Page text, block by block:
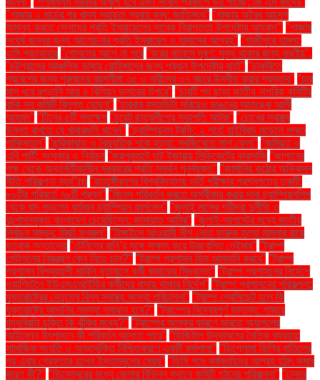
"গাজায় ২ মার্চের পর খাদ্য সহায়তা প্রবাহ বন্ধ: জাতিসংঘ" "গাজায় অবৈধ আদেশ
অমান্য করতে সেনাদের প্রতি ইসরায়েলের সাবেক নিরাপত্তা উপদেষ্টার আহ্বান"' "গাজার
সংঘর্ষ বন্ধের জন্য আলোচনার প্রতি ইসরায়েল ও হামাসের আগ্রহ" "গাজীপুরে হামলা:
ওসি প্রত্যাহার "গোসলের আগে না পরে "ঘরের বাতাসে দূষণ: সুস্থ থাকার জন্য করণীয়".
"চট্টগ্রামের আঞ্চলিক ভাষায় রোহিঙ্গাদের জন্য প্রধান উপদেষ্টার বার্তা" "চাকরিতে
প্রবেশের জন্য পুরুষদের বয়সসীমা ৩৫ ও নারীদের ৩৭ বছরে উন্নীত করার প্রস্তাব" "চার
মাস ধরে রপ্তানি আয় ৪ বিলিয়ন ডলারের উপরে" "চারটি পদ ছাড়া জাতীয় নাগরিক কমিটির
বাকি সব কমিটি বিলুপ্ত ঘোষণা" "চারবার বসতভিটা সরিয়েও ভাঙনের আতঙ্কে আলী
আহমদ" "চীনের ৫টি পদক্ষেপ "চুয়েট ছাত্রলীগের সভাপতি আটক" "চোখের স্বাস্থ্য
উন্নত রাখতে যে খাবারগুলি খাবেন" "চ্যাম্পিয়নস ট্রফি: ২ শর্তে হাইব্রিড মডেলে সম্মত
পাকিস্তান" "ছুরিকাঘাত ও বৈদ্যুতিক শকে হত্যা: সবজিখেতে লাশ ফেলা" "জমিয়ত ও
এবি পার্টি: সংস্কার ও নির্বাচন "জয়পুরহাটে হাট ইজারায় সিন্ডিকেটের কারসাজি "জাপানের
পক্ষ থেকে অন্তর্বর্তীকালীন সরকারের প্রতি সমর্থন পুনর্ব্যক্ত" "জার্মানির কঠোর অভিবাসন
নীতি পরিকল্পনা ব্যর্থ"m "জাহাঙ্গীরনগর বিশ্ববিদ্যালয় ভর্তি পরীক্ষার প্রশ্নপত্রে ত্রুটি:
৮০টির পরিবর্তে ৭৮টি প্রশ্ন" "জিনস পরিবর্তন করতে অস্বীকার করায় দাবা চ্যাম্পিয়নশিপ
থেকে বাদ পড়লেন বর্তমান চ্যাম্পিয়ন কার্লসেন" "জুলাই মাসের শহীদরা দুর্নীতি ও
দুঃশাসনমুক্ত বাংলাদেশ চেয়েছিলেন: জামায়াত আমির" "জুলাই-আগস্টের মধ্যে জাতীয়
নির্বাচন সম্ভব: মির্জা ফখরুল" "টাঙ্গাইলে আওয়ামী লীগ নেতা ফারুক হত্যা মামলার রায়ে
হতবাক সন্তানেরা "টেনিসের রানি’র সঙ্গে সাক্ষাৎ করে উচ্ছ্বসিত নেইমার" "ট্রাম্প
পেন্টাগনের নিয়ন্ত্রণ কেন নিতে চান?" "ট্রাম্প প্রশাসন ডিম আমদানি করবে" "ট্রাম্প
প্রশাসন বিশ্বব্যাপী মার্কিন দূতাবাসে কর্মী কমানোর সিদ্ধান্ত" "ট্রাম্প প্রশাসনের নির্দেশে
ওয়াশিংটনে ইউএসএআইডির কর্মীদের বাসায় থাকার নির্দেশ" "ট্রাম্প প্রশাসনের পরিকল্পনা:
যুক্তরাষ্ট্রের নেতৃত্বে বিশ্ব স্বাস্থ্য সংস্থা পরিচালনা" "ট্রাম্প প্রেসিডেন্ট হলে কি
যুক্তরাষ্ট্রে আদানির সমস্যা সমাধান হবে?" "ট্রাম্পের বিদ্বেষপূর্ণ বক্তব্য: গাজায়
যুদ্ধবিরতি চুক্তি কি ঝুঁকির মধ্যে?" "ট্রাম্পের শুল্কের কারণে ভারতে অ্যাপলের
আইফোন উৎপাদনে কী পরিবর্তন আসতে পারে" "ডিজিটাল উদ্ভাবনের নৈতিক ব্যবহার:
সামাজিক সংহতি ও অন্তর্ভুক্তি নিশ্চিতকরণে একটি কর্মশালা" "ডিপ্লোমা ডিগ্রি বাতিলের
পর এবার গ্রেফতার হলেন ইস্তাম্বুলের মেয়র" "ডিসি পদে কর্মকর্তাদের আগ্রহ হঠাৎ কমার
কারণ কী?" "ডিসেম্বরের মধ্যে জেলার বিভিন্ন স্থানে কমিটি গঠনের পরিকল্পনা" "ঢাকার